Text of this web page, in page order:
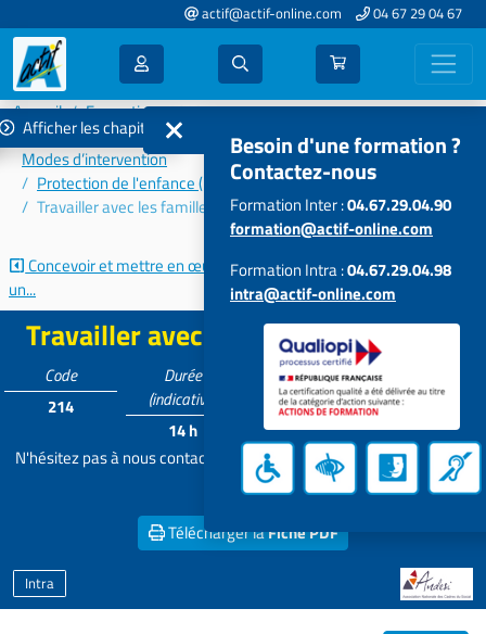
actif@actif-online.com 04 67 29 04 67
Accueil
Formations 2023
Connaissances et problématiques des publics accompagnés –
Modes d’intervention
Protection de l'enfance (MECS, AEMO, Foyers de l'Enfance…)
Travailler avec les familles en MECS
Afficher les chapitres
Concevoir et mettre en œuvre
un...
Évaluation clinique en protection...
Travailler avec les familles en MECS
Code
214
Durée
(indicative)
14 h
Tarif
Contactez-
nous
N'hésitez pas à nous contacter pour personnaliser et adapter votre
projet
Télécharger laFiche PDF
Intra
Besoin d'une formation ?
Contactez-nous
Formation Inter :04.67.29.04.90
formation@actif-online.com
Formation Intra :04.67.29.04.98
intra@actif-online.com